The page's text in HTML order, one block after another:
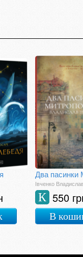
Івченко
550
К
В